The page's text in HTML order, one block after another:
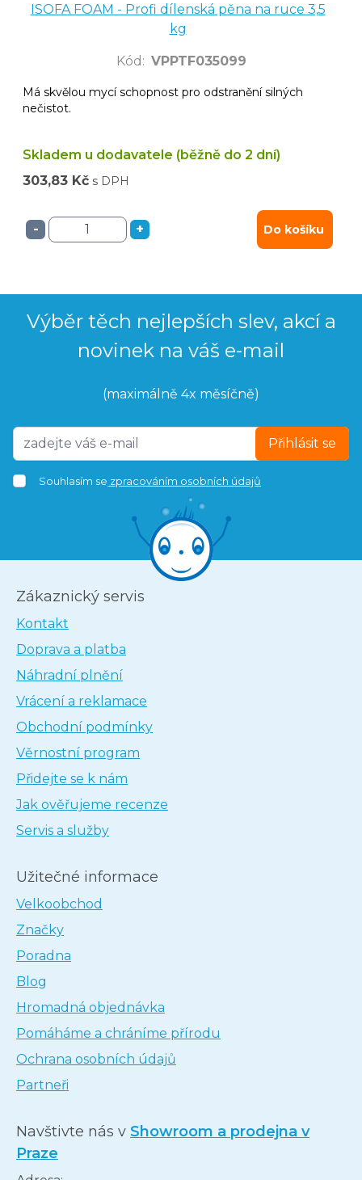
ISOFA FOAM - Profi dílenská pěna na ruce 3,5
kg
Kód : VPPTF035099
Má skvělou mycí schopnost pro odstranění silných
nečistot.
Skladem u dodavatele (běžně do 2 dní)
303,83 Kč s DPH
- + Do košíku
Výběr těch nejlepších slev, akcí a
novinek na váš e-mail
(maximálně 4x měsíčně)
Přihlásit se
Souhlasím se zpracováním osobních údajů
Zákaznický servis
Kontakt
Doprava a platba
Náhradní plnění
Vrácení a reklamace
Obchodní podmínky
Věrnostní program
Přidejte se k nám
Jak ověřujeme recenze
Servis a služby
Užitečné informace
Velkoobchod
Značky
Poradna
Blog
Hromadná objednávka
Pomáháme a chráníme přírodu
Ochrana osobních údajů
Partneři
Navštivte nás v Showroom a prodejna v
Praze